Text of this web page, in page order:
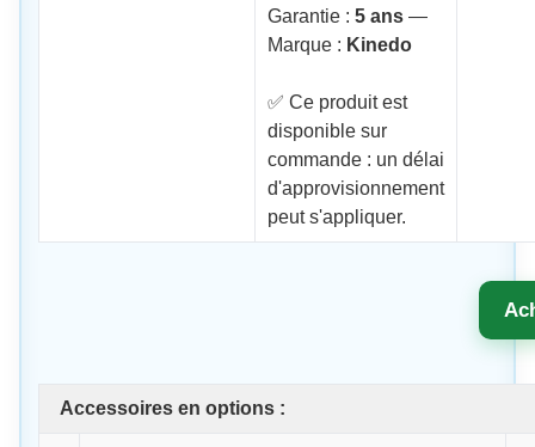
Garantie : 5 ans—
Marque : Kinedo
✅ Ce produit est
disponible sur
commande : un délai
d'approvisionnement
peut s'appliquer.
Accessoires en options :